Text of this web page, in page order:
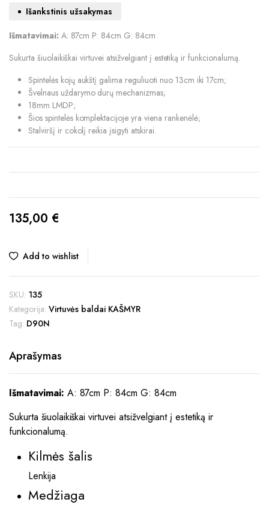
Išankstinis užsakymas
Išmatavimai: A: 87cm P: 84cm G: 84cm
Sukurta šiuolaikiškai virtuvei atsižvelgiant į estetiką ir funkcionalumą.
Spintelės kojų aukštį galima reguliuoti nuo 13cm iki 17cm;
Švelnaus uždarymo durų mechanizmas;
18mm LMDP;
Šios spintelės komplektacijoje yra viena rankenėlė;
Stalviršį ir cokolį reikia įsigyti atskirai.
135,00 €
Add to wishlist
SKU: 135
Kategorija: Virtuvės baldai KAŠMYR
Tag: D90N
Aprašymas
Išmatavimai: A: 87cm P: 84cm G: 84cm
Sukurta šiuolaikiškai virtuvei atsižvelgiant į estetiką ir
funkcionalumą.
Kilmės šalis
Lenkija
Medžiaga